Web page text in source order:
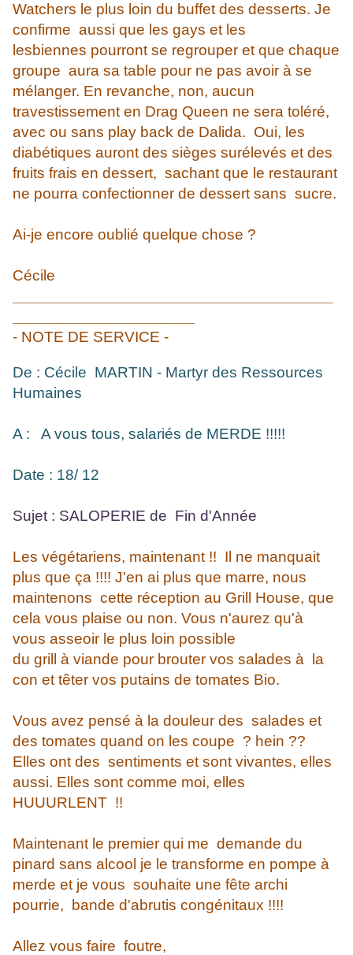
Watchers le plus loin du buffet des desserts. Je
confirme aussi que les gays et les
lesbiennes pourront se regrouper et que chaque
groupe aura sa table pour ne pas avoir à se
mélanger. En revanche, non, aucun
travestissement en Drag Queen ne sera toléré,
avec ou sans play back de Dalida. Oui, les
diabétiques auront des sièges surélevés et des
fruits frais en dessert, sachant que le restaurant
ne pourra confectionner de dessert sans sucre.
Ai-je encore oublié quelque chose ?
Cécile
- NOTE DE SERVICE -
De : Cécile MARTIN - Martyr des Ressources
Humaines
A : A vous tous, salariés de MERDE !!!!!
Date : 18/ 12
Sujet : SALOPERIE de Fin d'Année
Les végétariens, maintenant !! Il ne manquait
plus que ça !!!! J'en ai plus que marre, nous
maintenons cette réception au Grill House, que
cela vous plaise ou non. Vous n'aurez qu'à
vous asseoir le plus loin possible
du grill à viande pour brouter vos salades à la
con et têter vos putains de tomates Bio.
Vous avez pensé à la douleur des salades et
des tomates quand on les coupe ? hein ??
Elles ont des sentiments et sont vivantes, elles
aussi. Elles sont comme moi, elles
HUUURLENT !!
Maintenant le premier qui me demande du
pinard sans alcool je le transforme en pompe à
merde et je vous souhaite une fête archi
pourrie, bande d'abrutis congénitaux !!!!
Allez vous faire foutre,